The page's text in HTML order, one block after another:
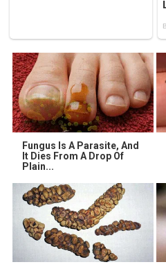
Fungus Is A Parasite, And
It Dies From A Drop Of
Plain...